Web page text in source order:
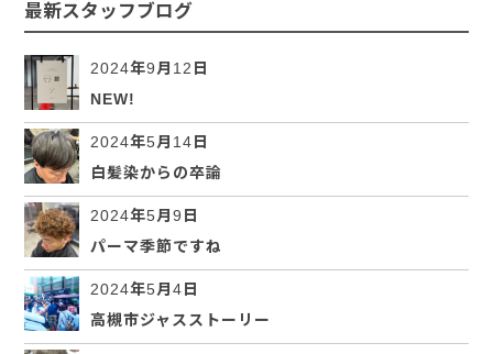
最新スタッフブログ
2024年9月12日
NEW!
2024年5月14日
白髪染からの卒論
2024年5月9日
パーマ季節ですね
2024年5月4日
高槻市ジャスストーリー